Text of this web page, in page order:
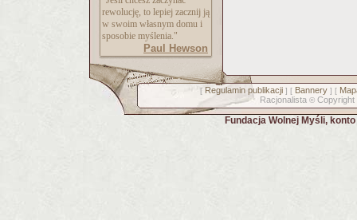
rewolucję, to lepiej zacznij ją
w swoim własnym domu i
sposobie myślenia."
Paul Hewson
[ Regulamin publikacji] [ Bannery] [
Racjonalista © Copyright
Fundacja Wolnej Myśli,